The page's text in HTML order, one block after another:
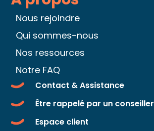
Nous rejoindre
Qui sommes-nous
Nos ressources
Notre FAQ
Contact & Assistance
Être rappelé par un conseiller
Espace client